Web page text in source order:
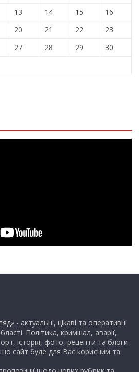
13 14 15
16
20 21 22
23
27 28 29
30
- актуальні, цікаві та оперативні
Політика, кримінал, аварії,
історія, фото, рецепти та блоги
сайт буде для Вас корисним та